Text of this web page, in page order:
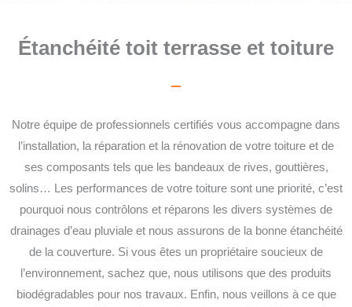
Étanchéité toit terrasse et toiture
Notre équipe de professionnels certifiés vous accompagne dans
l’installation, la réparation et la rénovation de votre toiture et de
ses composants tels que les bandeaux de rives, gouttières,
solins… Les performances de votre toiture sont une priorité, c’est
pourquoi nous contrôlons et réparons les divers systèmes de
drainages d’eau pluviale et nous assurons de la bonne étanchéité
de la couverture. Si vous êtes un propriétaire soucieux de
l’environnement, sachez que, nous utilisons que des produits
biodégradables pour nos travaux. Enfin, nous veillons à ce que